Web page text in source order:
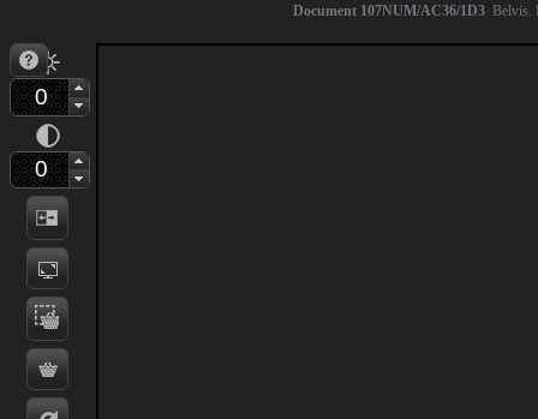
Document 107NUM/AC36/1D3 Belvis.